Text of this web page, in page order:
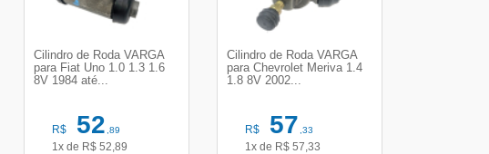
Cilindro de Roda VARGA
para Fiat Uno 1.0 1.3 1.6
8V 1984 até...
R$ 52,89
1x de R$ 52,89
Cilindro de Roda VARGA
para Chevrolet Meriva 1.4
1.8 8V 2002...
R$ 57,33
1x de R$ 57,33